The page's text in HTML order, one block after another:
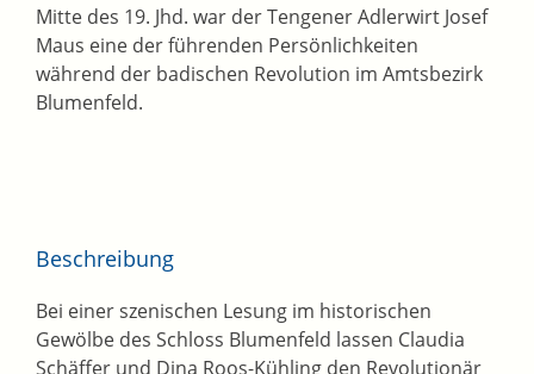
Mitte des 19. Jhd. war der Tengener Adlerwirt Josef
Maus eine der führenden Persönlichkeiten
während der badischen Revolution im Amtsbezirk
Blumenfeld.
Beschreibung
Bei einer szenischen Lesung im historischen
Gewölbe des Schloss Blumenfeld lassen Claudia
Schäffer und Dina Roos-Kühling den Revolutionär